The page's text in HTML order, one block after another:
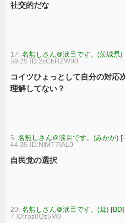
社交的だな
17:名無しさん＠涙目です。(茨城県)
59.25 ID:2cCbRZW90
コイツひょっとして自分の対応
理解してない？
5:名無しさん＠涙目です。(みかか) [
44.35 ID:NlMT7IAL0
自民党の選択
20:名無しさん＠涙目です。(茸) [BD]
7 ID:rpz8Qz5M0